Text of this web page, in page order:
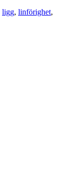
ligg, linförighet,